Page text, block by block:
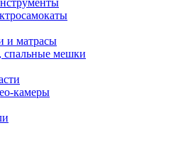
и матрасы
спальные мешки
камеры